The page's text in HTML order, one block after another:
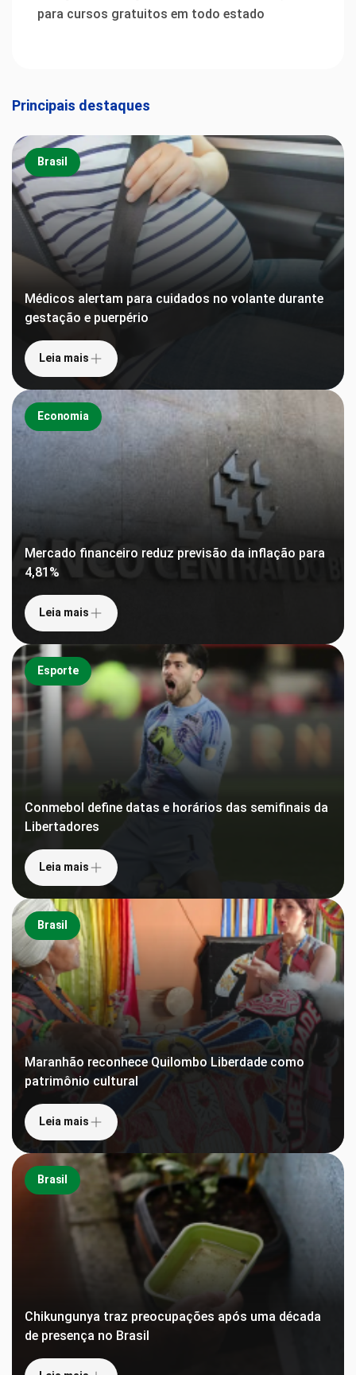
para cursos gratuitos em todo estado
Principais destaques
Brasil
Médicos alertam para cuidados no volante durante
gestação e puerpério
Leia mais
Economia
Mercado financeiro reduz previsão da inflação para
4,81%
Leia mais
Esporte
Conmebol define datas e horários das semifinais da
Libertadores
Leia mais
Brasil
Maranhão reconhece Quilombo Liberdade como
patrimônio cultural
Leia mais
Brasil
Chikungunya traz preocupações após uma década
de presença no Brasil